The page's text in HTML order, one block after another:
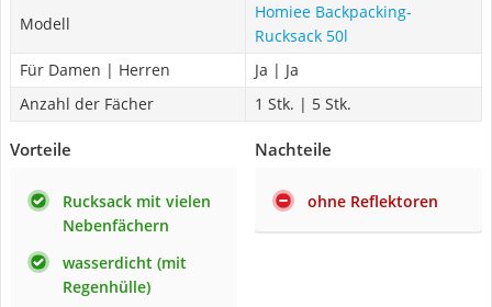
Modell
Homiee Backpacking-
Rucksack 50l
Für Damen | Herren
Ja | Ja
Anzahl der Fächer
1 Stk. | 5 Stk.
Vorteile
Rucksack mit vielen
Nebenfächern
wasserdicht (mit
Regenhülle)
Nachteile
ohne Reflektoren